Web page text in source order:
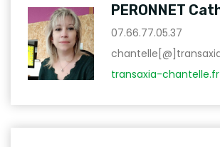
PERONNET
07.66.77.05.37
transaxia-chantelle.fr